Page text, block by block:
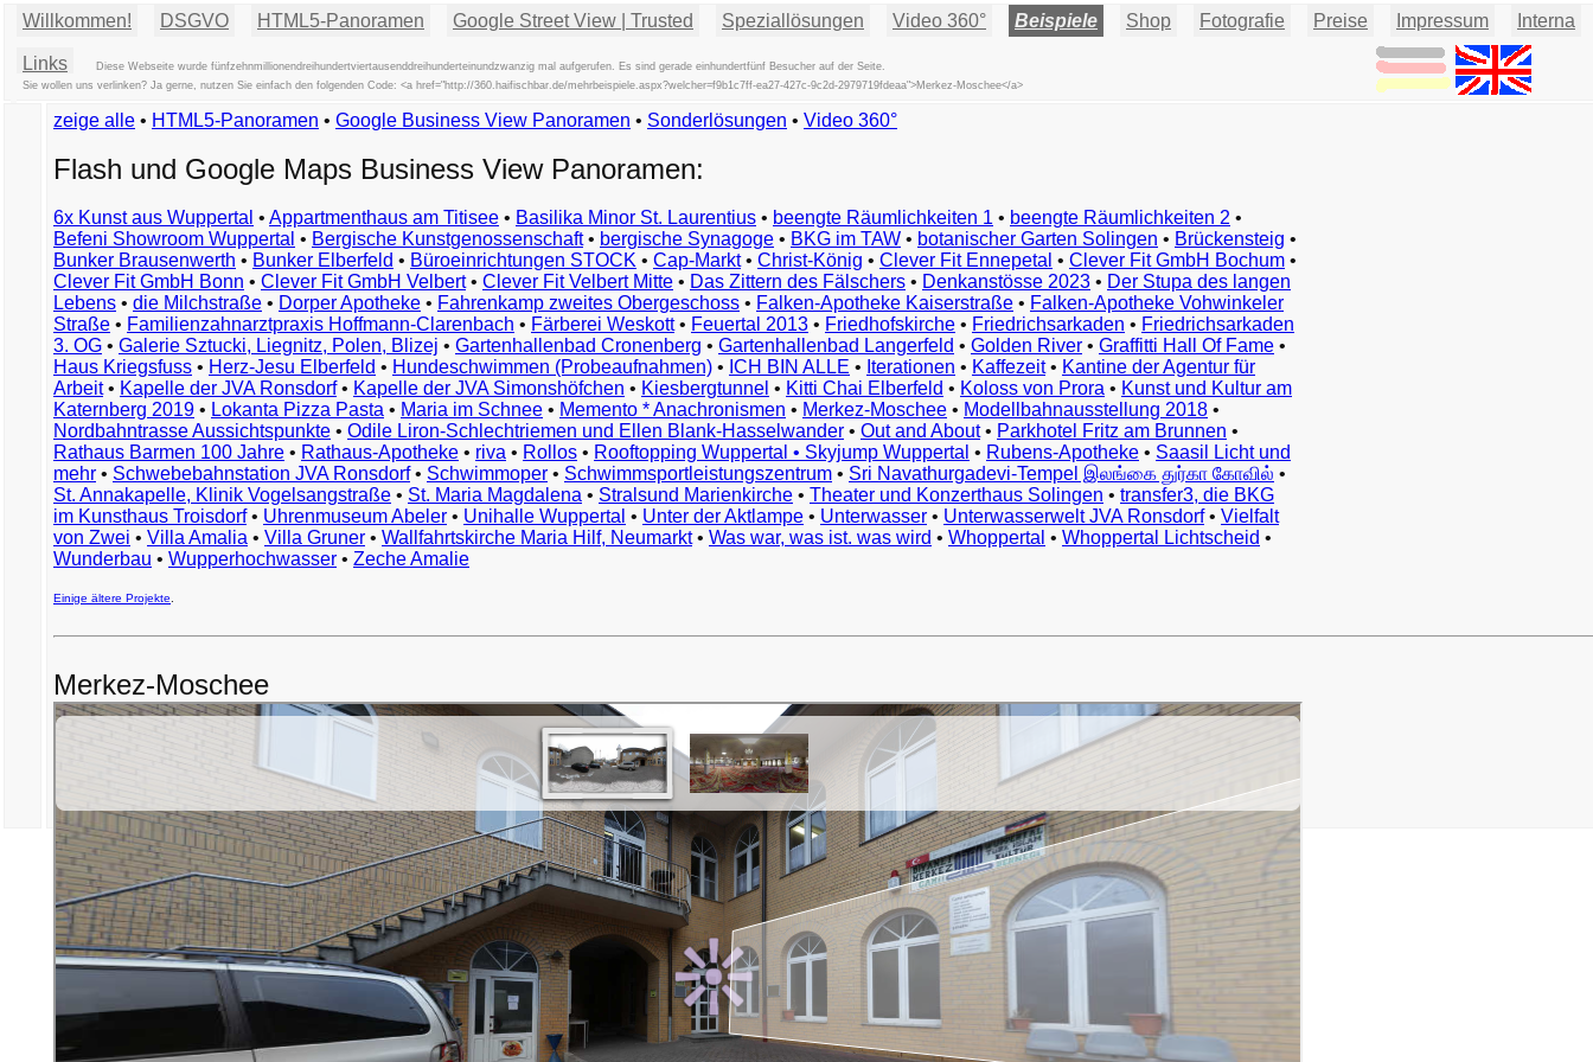
Willkommen! DSGVO HTML5-Panoramen Google Street View | Trusted Speziallösungen Video 360° Beispiele Shop Fotografie Preise Impressum Interna
Links
Diese Webseite wurde fünfzehnmillionendreihundertviertausenddreihunderteinundzwanzig mal aufgerufen. Es sind gerade einhundertfünf Besucher auf der Seite.
Sie wollen uns verlinken? Ja gerne, nutzen Sie einfach den folgenden Code: <a href="http://360.haifischbar.de/mehrbeispiele.aspx?welcher=f9b1c7ff-ea27-427c-9c2d-2979719fdeaa">Merkez-Moschee</a>
Beispiele
Exemples
Vorbeelden
Przykłady
Ejemplos
Örnekler
Παραδείγματα
Примеры
示
例
例
예
zeige alle • HTML5-Panoramen • Google Business View Panoramen • Sonderlösungen • Video 360°
Flash und Google Maps Business View Panoramen:
6x Kunst aus Wuppertal • Appartmenthaus am Titisee • Basilika Minor St. Laurentius • beengte Räumlichkeiten 1 • beengte Räumlichkeiten 2 •
Befeni Showroom Wuppertal • Bergische Kunstgenossenschaft• bergische Synagoge • BKG im TAW • botanischer Garten Solingen • Brückensteig •
Bunker Brausenwerth • Bunker Elberfeld • Büroeinrichtungen STOCK • Cap-Markt• Christ-König • Clever Fit Ennepetal • Clever Fit GmbH Bochum •
Clever Fit GmbH Bonn • Clever Fit GmbH Velbert• Clever Fit Velbert Mitte • Das Zittern des Fälschers • Denkanstösse 2023 • Der Stupa des langen
Lebens • die Milchstraße • Dorper Apotheke • Fahrenkamp zweites Obergeschoss • Falken-Apotheke Kaiserstraße • Falken-Apotheke Vohwinkeler
Straße • Familienzahnarztpraxis Hoffmann-Clarenbach • Färberei Weskott• Feuertal 2013 • Friedhofskirche • Friedrichsarkaden • Friedrichsarkaden
3. OG • Galerie Sztucki, Liegnitz, Polen, Blizej • Gartenhallenbad Cronenberg • Gartenhallenbad Langerfeld • Golden River • Graffitti Hall Of Fame •
Haus Kriegsfuss • Herz-Jesu Elberfeld • Hundeschwimmen (Probeaufnahmen) • ICH BIN ALLE • Iterationen • Kaffezeit• Kantine der Agentur für
Arbeit• Kapelle der JVA Ronsdorf• Kapelle der JVA Simonshöfchen • Kiesbergtunnel • Kitti Chai Elberfeld • Koloss von Prora • Kunst und Kultur am
Katernberg 2019 • Lokanta Pizza Pasta • Maria im Schnee • Memento * Anachronismen • Merkez-Moschee • Modellbahnausstellung 2018 •
Nordbahntrasse Aussichtspunkte • Odile Liron-Schlechtriemen und Ellen Blank-Hasselwander • Out and About• Parkhotel Fritz am Brunnen •
Rathaus Barmen 100 Jahre • Rathaus-Apotheke • riva • Rollos • Rooftopping Wuppertal • Skyjump Wuppertal • Rubens-Apotheke • Saasil Licht und
mehr • Schwebebahnstation JVA Ronsdorf• Schwimmoper • Schwimmsportleistungszentrum • Sri Navathurgadevi-Tempel இலங்கை துர்கா கோவில் •
St. Annakapelle, Klinik Vogelsangstraße • St. Maria Magdalena • Stralsund Marienkirche • Theater und Konzerthaus Solingen • transfer3, die BKG
im Kunsthaus Troisdorf• Uhrenmuseum Abeler • Unihalle Wuppertal • Unter der Aktlampe • Unterwasser • Unterwasserwelt JVA Ronsdorf• Vielfalt
von Zwei • Villa Amalia • Villa Gruner • Wallfahrtskirche Maria Hilf, Neumarkt• Was war, was ist. was wird • Whoppertal • Whoppertal Lichtscheid •
Wunderbau • Wupperhochwasser • Zeche Amalie
Einige ältere Projekte
Merkez-Moschee